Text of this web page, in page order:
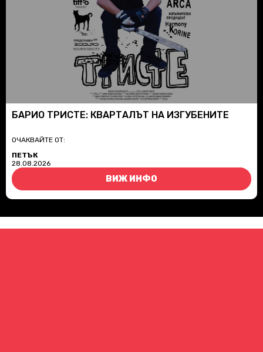
БАРИО ТРИСТЕ: КВАРТАЛЪТ НА ИЗГУБЕНИТЕ
ОЧАКВАЙТЕ ОТ:
ПЕТЪК
28.08.2026
ВИЖ ИНФО